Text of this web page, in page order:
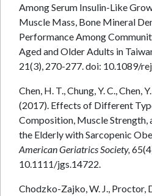
Among Serum Insulin-Like
Muscle Mass, Bone Mineral
Performance Among
Aged and Older Adults in
21(3), 270-277. doi: 10.1089/
Chen, H. T., Chung, Y. C., Chen,
(2017). Effects of Different
Composition, Muscle Strength,
the Elderly with Sarcopenic
American Geriatrics Society,
10.1111/jgs.14722.
Chodzko-Zajko, W. J., Proctor,